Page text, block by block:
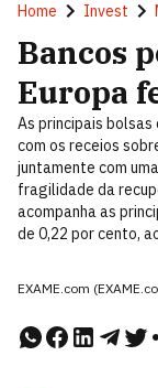
Home Invest
Bancos
Europa
As principais
com os receios
juntamente com
fragilidade da
acompanha as
de 0,22 por cento,
EXAME.com